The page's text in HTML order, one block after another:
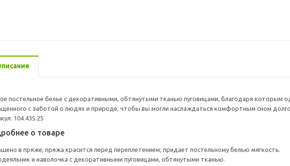
постельное белье с декоративными, обтянутыми тканью пуговицами, благодаря которым
с заботой о людях и природе, чтобы вы могли наслаждаться комфортным сном
104.435.25
о товаре
в пряже; пряжа красится перед переплетением; придает постельному белью мягкость.
и наволочка с декоративными пуговицами, обтянутыми тканью.